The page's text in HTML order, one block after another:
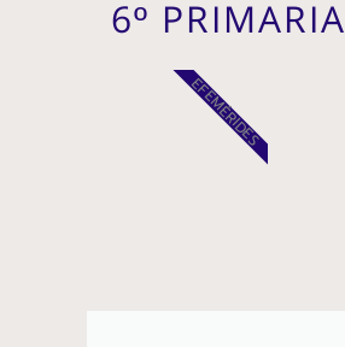
6º PRIMARIA
EFEMÉRIDES